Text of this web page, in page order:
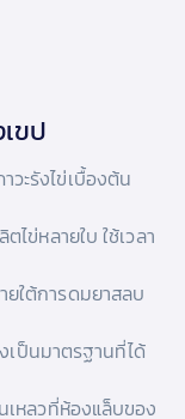
ขป
ะรังไข่เบื้องต้น
ไข่หลายใบ ใช้เวลา
ใต้การดมยาสลบ
ป็นมาตรฐานที่ได้
เหลวที่ห้องแล็บของ